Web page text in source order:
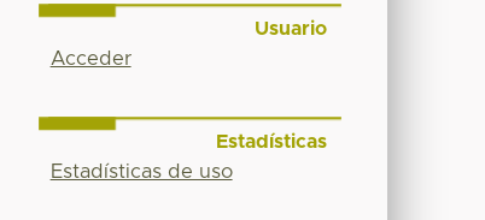
Usuario
Acceder
Estadísticas
Estadísticas de uso